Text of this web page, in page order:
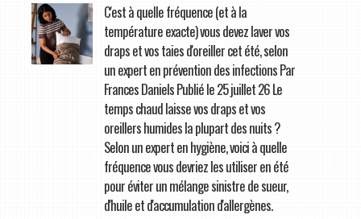
C'est à quelle fréquence (et à la
température exacte) vous devez laver vos
draps et vos taies d'oreiller cet été, selon
un expert en prévention des infections Par
Frances Daniels Publié le 25 juillet 26 Le
temps chaud laisse vos draps et vos
oreillers humides la plupart des nuits ?
Selon un expert en hygiène, voici à quelle
fréquence vous devriez les utiliser en été
pour éviter un mélange sinistre de sueur,
d'huile et d'accumulation d'allergènes.